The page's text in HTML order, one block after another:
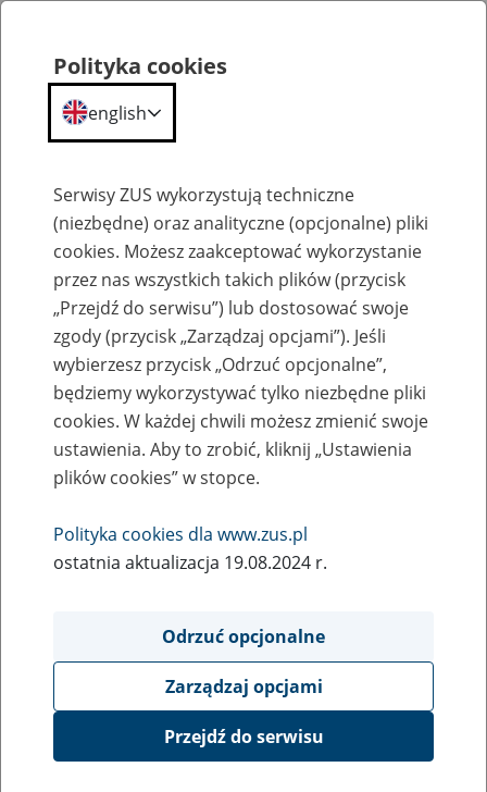
Komunikaty
Ograniczenia w dostępie do PUE ZUS w
nocy z 27 na 28 czerwca
26
June
2019
27 czerwca 2019 r. (czwartek) od godziny
22:00 do godziny 03:00 dnia następnego (piątek)
wystąpić chwilowe ograniczenia w dostępie do portalu
Platforma Usług Elektronicznych i poszczególnych jego
funkcji.
Polityka cookies
english
Serwisy ZUS wykorzystują techniczne
(niezbędne) oraz analityczne (opcjonalne) pliki
cookies. Możesz zaakceptować wykorzystanie
przez nas wszystkich takich plików (przycisk
„Przejdź do serwisu”) lub dostosować swoje
zgody (przycisk „Zarządzaj opcjami”). Jeśli
wybierzesz przycisk „Odrzuć opcjonalne”,
będziemy wykorzystywać tylko niezbędne pliki
cookies. W każdej chwili możesz zmienić swoje
ustawienia. Aby to zrobić, kliknij „Ustawienia
plików cookies” w stopce.
Polityka cookies dla www.zus.pl
ostatnia aktualizacja 19.08.2024 r.
Odrzuć opcjonalne
Zarządzaj opcjami
Przejdź do serwisu